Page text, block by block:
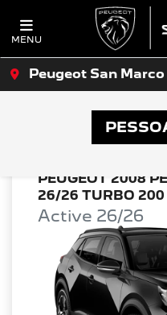
MENU
Peugeot San Marco
OFERTAS
PEUGEOT 2008
26/26 TURBO 200
Active 26/26